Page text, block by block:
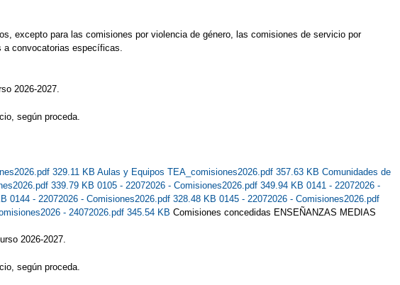
excepto para las comisiones por violencia de género, las comisiones de servicio por
convocatorias específicas.
2026-2027.
según proceda.
329.11 KB Aulas y Equipos TEA_comisiones2026.pdf 357.63 KB Comunidades de
339.79 KB 0105 - 22072026 - Comisiones2026.pdf 349.94 KB 0141 - 22072026 -
0144 - 22072026 - Comisiones2026.pdf 328.48 KB 0145 - 22072026 - Comisiones2026.pdf
- 24072026.pdf 345.54 KB Comisiones concedidas ENSEÑANZAS MEDIAS
2026-2027.
según proceda.